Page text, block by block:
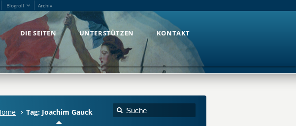
Blogroll Archiv
DIE SEITEN UNTERSTÜTZEN KONTAKT
Tag: Joachim Gauck
Blogroll Archiv
DIE SEITEN UNTERSTÜTZEN KONTAKT